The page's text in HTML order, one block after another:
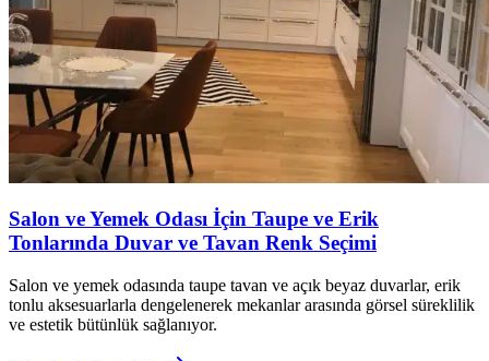
Salon ve Yemek Odası İçin Taupe ve Erik
Tonlarında Duvar ve Tavan Renk Seçimi
Salon ve yemek odasında taupe tavan ve açık beyaz duvarlar, erik
tonlu aksesuarlarla dengelenerek mekanlar arasında görsel süreklilik
ve estetik bütünlük sağlanıyor.